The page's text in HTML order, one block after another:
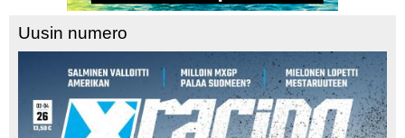
Uusin numero